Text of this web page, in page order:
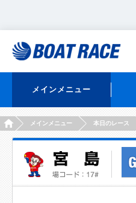
メインメニュー
HOMEメインメニュー 本日のレース